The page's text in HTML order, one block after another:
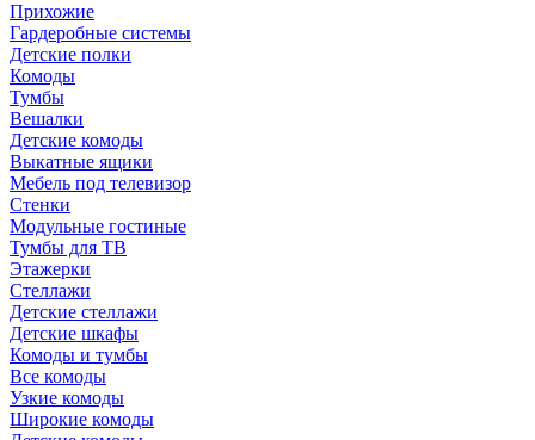
Прихожие
Гардеробные системы
Детские полки
Комоды
Тумбы
Вешалки
Детские комоды
Выкатные ящики
Мебель под телевизор
Стенки
Модульные гостиные
Тумбы для ТВ
Этажерки
Стеллажи
Детские стеллажи
Детские шкафы
Комоды и тумбы
Все комоды
Узкие комоды
Широкие комоды